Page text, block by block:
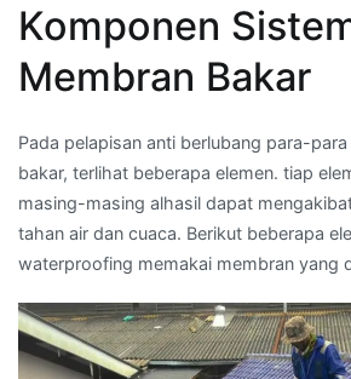
Komponen
Membran Bakar
Pada pelapisan anti berlubang para-
bakar, terlihat beberapa elemen. tiap
masing-masing alhasil dapat
tahan air dan cuaca. Berikut beberapa
waterproofing memakai membran yang